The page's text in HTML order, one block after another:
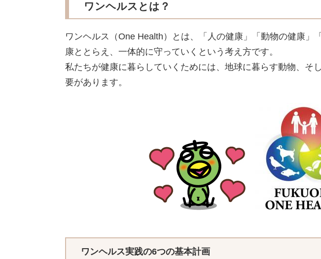
ワンヘルスとは？
ワンヘルス（One Health）とは、「人の健康」「動物の健康」
康ととらえ、一体的に守っていくという考え方です。
私たちが健康に暮らしていくためには、地球に暮らす動物、そ
要があります。
ワンヘルス実践の6つの基本計画